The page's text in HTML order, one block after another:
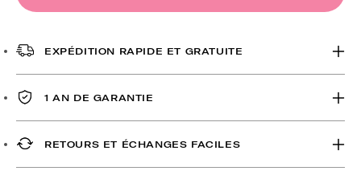
EXPÉDITION RAPIDE ET GRATUITE
1 AN DE GARANTIE
RETOURS ET ÉCHANGES FACILES